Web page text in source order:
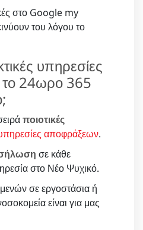
στο Google my
του λόγου το
υπηρεσίες
το 24ωρο 365
ποιοτικές
αποφράξεων.
σε κάθε
στο Νέο Ψυχικό.
σε εργοστάσια ή
είναι για μας